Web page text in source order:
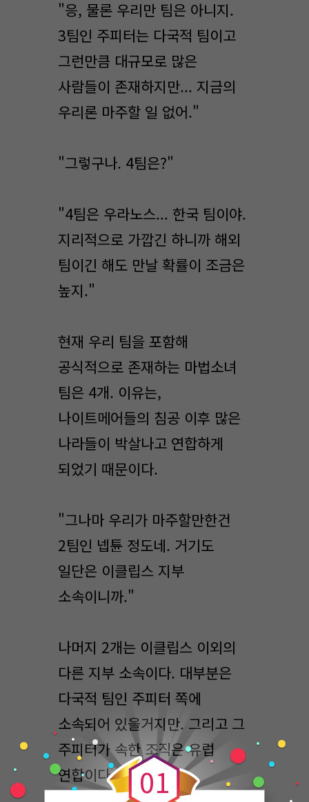
"응, 물론 우리만 팀은 아니지.
3팀인 주피터는 다국적 팀이고
그런만큼 대규모로 많은
사람들이 존재하지만... 지금의
우리론 마주할 일 없어."
"그렇구나. 4팀은?"
"4팀은 우라노스... 한국 팀이야.
지리적으로 가깝긴 하니까 해외
팀이긴 해도 만날 확률이 조금은
높지."
현재 우리 팀을 포함해
공식적으로 존재하는 마법소녀
팀은 4개. 이유는,
나이트메어들의 침공 이후 많은
나라들이 박살나고 연합하게
되었기 때문이다.
"그나마 우리가 마주할만한건
2팀인 넵튠 정도네. 거기도
일단은 이클립스 지부
소속이니까."
나머지 2개는 이클립스 이외의
다른 지부 소속이다. 대부분은
다국적 팀인 주피터 쪽에
소속되어 있을거지만. 그리고 그
주피터가 속한 조직은 유럽
연합이다.
0
0
1